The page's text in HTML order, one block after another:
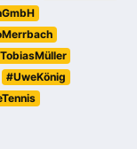
#UweKönig